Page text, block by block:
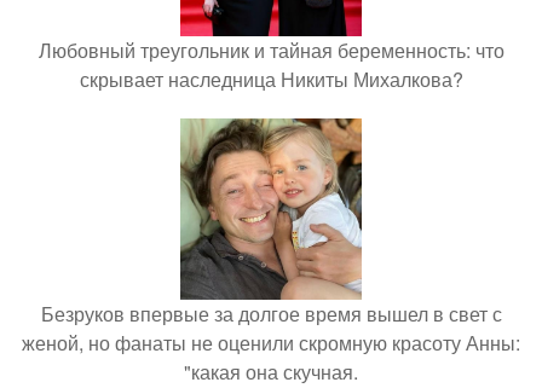
Любовный треугольник и тайная беременность: что
скрывает наследница Никиты Михалкова?
Безруков впервые за долгое время вышел в свет с
женой, но фанаты не оценили скромную красоту Анны:
"какая она скучная.